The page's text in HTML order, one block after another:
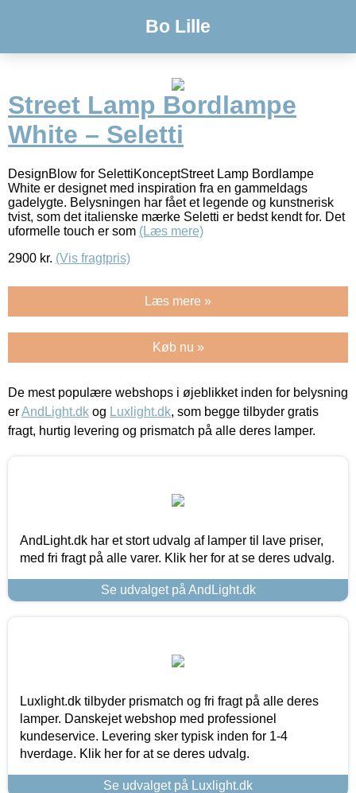
Bo Lille
Street Lamp Bordlampe
White – Seletti
DesignBlow for SelettiKonceptStreet Lamp Bordlampe
White er designet med inspiration fra en gammeldags
gadelygte. Belysningen har fået et legende og kunstnerisk
tvist, som det italienske mærke Seletti er bedst kendt for. Det
uformelle touch er som (Læs mere)
2900 kr. (Vis fragtpris)
Læs mere »
Køb nu »
De mest populære webshops i øjeblikket inden for belysning
erAndLight.dk og Luxlight.dk, som begge tilbyder gratis
fragt, hurtig levering og prismatch på alle deres lamper.
AndLight.dk har et stort udvalg af lamper til lave priser,
med fri fragt på alle varer. Klik her for at se deres udvalg.
Se udvalget på AndLight.dk
Luxlight.dk tilbyder prismatch og fri fragt på alle deres
lamper. Danskejet webshop med professionel
kundeservice. Levering sker typisk inden for 1-4
hverdage. Klik her for at se deres udvalg.
Se udvalget på Luxlight.dk